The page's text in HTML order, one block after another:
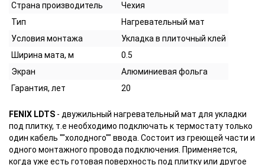
Страна производитель
Чехия
Тип
Нагревательный мат
Условия монтажа
Укладка в плиточный клей
Ширина мата, м
0.5
Экран
Алюминиевая фольга
Гарантия, лет
20
FENIX LDTS - двужильный нагревательный мат для укладки
под плитку, т.е необходимо подключать к термостату только
один кабель ""холодного"" ввода. Состоит из греющей части и
одного монтажного провода подключения. Применяется,
когда уже есть готовая поверхность под плитку или другое